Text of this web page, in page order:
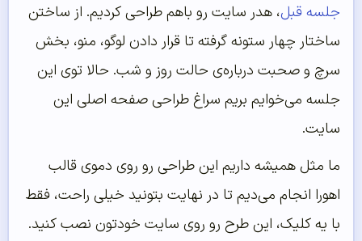
جلسه قبل، هدر سایت رو باهم طراحی کردیم. از ساختن
ساختار چهار ستونه گرفته تا قرار دادن لوگو، منو، بخش
سرچ و صحبت درباره‌ی حالت روز و شب. حالا توی این
جلسه می‌خوایم بریم سراغ طراحی صفحه اصلی این
سایت.
ما مثل همیشه داریم این طراحی رو روی دموی قالب
اهورا انجام می‌دیم تا در نهایت بتونید خیلی راحت، فقط
با یه کلیک، این طرح رو روی سایت خودتون نصب کنید.